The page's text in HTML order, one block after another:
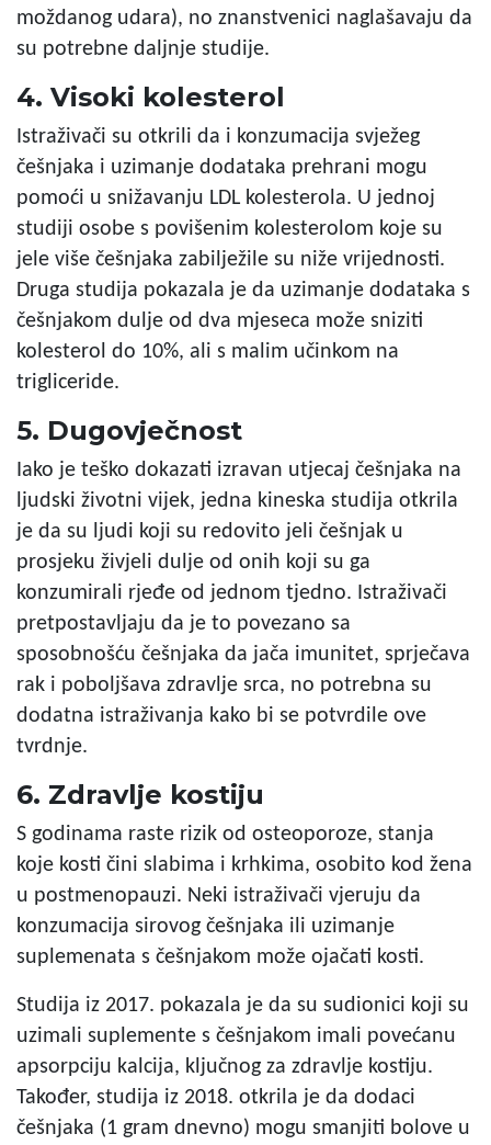
moždanog udara), no znanstvenici naglašavaju da
su potrebne daljnje studije.
4. Visoki kolesterol
Istraživači su otkrili da i konzumacija svježeg
češnjaka i uzimanje dodataka prehrani mogu
pomoći u snižavanju LDL kolesterola. U jednoj
studiji osobe s povišenim kolesterolom koje su
jele više češnjaka zabilježile su niže vrijednosti.
Druga studija pokazala je da uzimanje dodataka s
češnjakom dulje od dva mjeseca može sniziti
kolesterol do 10%, ali s malim učinkom na
trigliceride.
5. Dugovječnost
Iako je teško dokazati izravan utjecaj češnjaka na
ljudski životni vijek, jedna kineska studija otkrila
je da su ljudi koji su redovito jeli češnjak u
prosjeku živjeli dulje od onih koji su ga
konzumirali rjeđe od jednom tjedno. Istraživači
pretpostavljaju da je to povezano sa
sposobnošću češnjaka da jača imunitet, sprječava
rak i poboljšava zdravlje srca, no potrebna su
dodatna istraživanja kako bi se potvrdile ove
tvrdnje.
6. Zdravlje kostiju
S godinama raste rizik od osteoporoze, stanja
koje kosti čini slabima i krhkima, osobito kod žena
u postmenopauzi. Neki istraživači vjeruju da
konzumacija sirovog češnjaka ili uzimanje
suplemenata s češnjakom može ojačati kosti.
Studija iz 2017. pokazala je da su sudionici koji su
uzimali suplemente s češnjakom imali povećanu
apsorpciju kalcija, ključnog za zdravlje kostiju.
Također, studija iz 2018. otkrila je da dodaci
češnjaka (1 gram dnevno) mogu smanjiti bolove u